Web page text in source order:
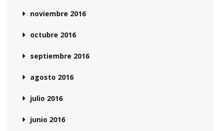
noviembre 2016
octubre 2016
septiembre 2016
agosto 2016
julio 2016
junio 2016